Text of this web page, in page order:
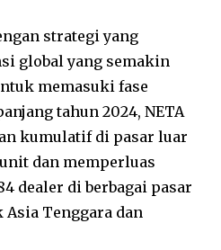
strategi yang
global yang semakin
memasuki fase
tahun 2024, NETA
kumulatif di pasar luar
dan memperluas
dealer di berbagai pasar
Tenggara dan